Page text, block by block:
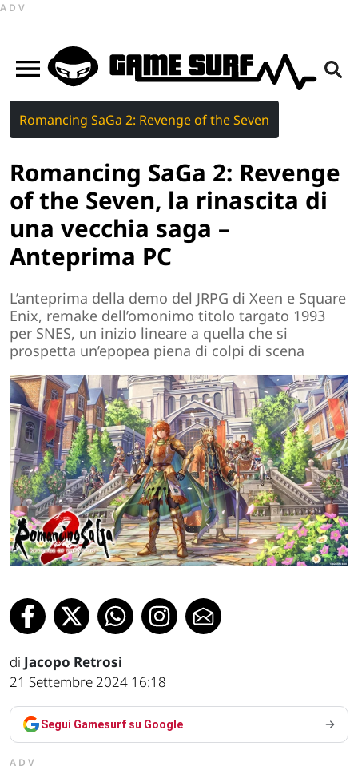
ADV
Romancing SaGa 2: Revenge of the Seven
Romancing SaGa 2: Revenge
of the Seven, la rinascita di
una vecchia saga –
Anteprima PC
L’anteprima della demo del JRPG di Xeen e Square
Enix, remake dell’omonimo titolo targato 1993
per SNES, un inizio lineare a quella che si
prospetta un’epopea piena di colpi di scena
di Jacopo Retrosi
21 Settembre 2024 16:18
Segui Gamesurf su Google
ADV